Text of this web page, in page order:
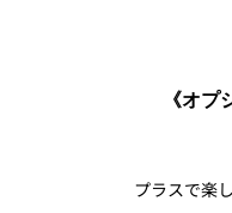
《オプ
プラスで楽